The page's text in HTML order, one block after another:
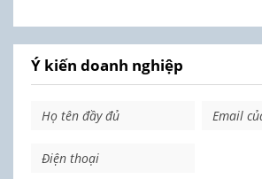
Ý kiến doanh nghiệp